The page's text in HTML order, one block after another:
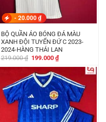
- 20.000 ₫
BỘ QUẦN ÁO BÓNG ĐÁ MÀU
XANH ĐỘI TUYỂN ĐỨ C 2023-
2024-HÀNG THÁI LAN
219.000₫ Giá
là:
219.000 ₫.
199.000₫Giá
tại
là:
199.000 ₫.